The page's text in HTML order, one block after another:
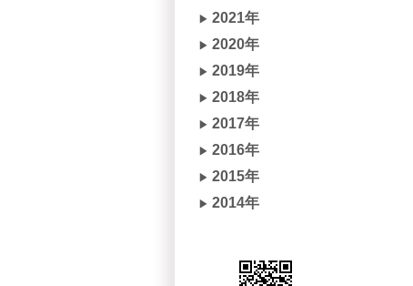
2021年
2020年
2019年
2018年
2017年
2016年
2015年
2014年